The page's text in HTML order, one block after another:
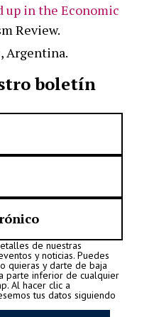
up in the Economic
Review.
Argentina.
boletín
de nuestras
y noticias. Puedes
quieras y darte de baja
parte inferior de cualquier
Al hacer clic a
tus datos siguiendo